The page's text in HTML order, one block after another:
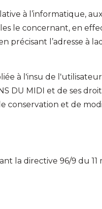
à l’informatique,
le concernant, en
précisant l’adresse à
à l'insu de
DU MIDI et de ses
et de
la directive 96/9 du 11